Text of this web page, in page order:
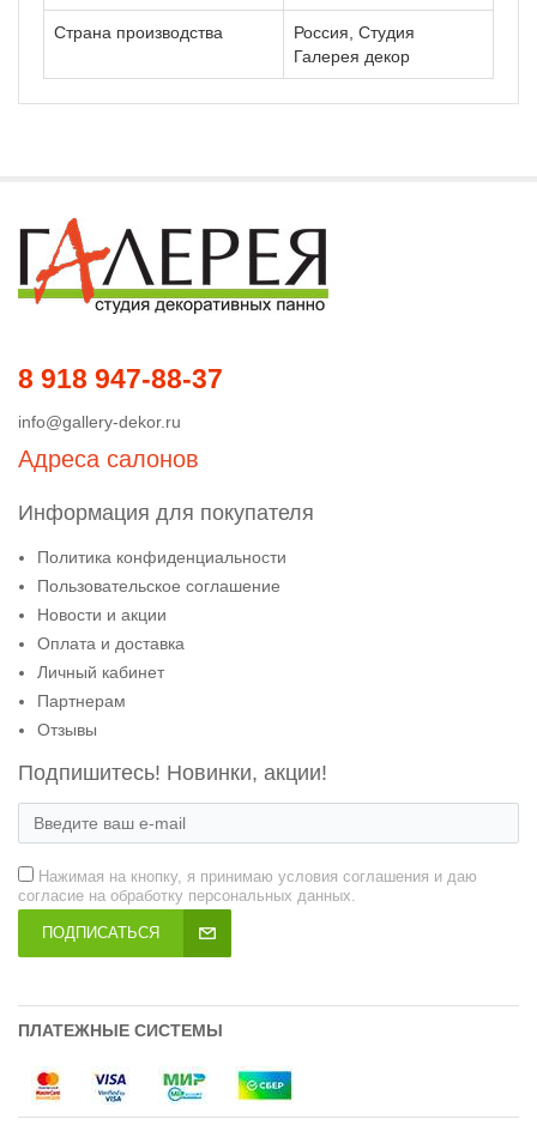
Страна производства
Россия, Студия
Галерея декор
8 918 947-88-37
info@gallery-dekor.ru
Адреса салонов
Информация для покупателя
Политика конфиденциальности
Пользовательское соглашение
Новости и акции
Оплата и доставка
Личный кабинет
Партнерам
Отзывы
Подпишитесь! Новинки, акции!
Нажимая на кнопку, я принимаю условия соглашения и даю
согласие на обработку персональных данных.
ПОДПИСАТЬСЯ
ПЛАТЕЖНЫЕ СИСТЕМЫ